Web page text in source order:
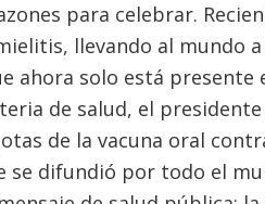
para celebrar.
llevando al mundo
ahora solo está
de salud, el
de la vacuna oral
se difundió por todo el